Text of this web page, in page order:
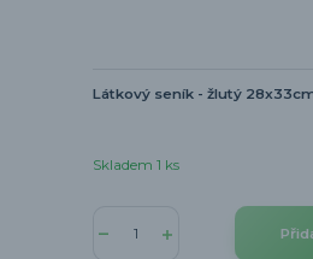
Látkový seník - žlutý
Skladem 1 ks